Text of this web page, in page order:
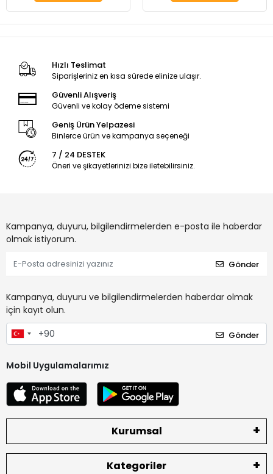
Hızlı Teslimat
Siparişleriniz en kısa sürede elinize ulaşır.
Güvenli Alışveriş
Güvenli ve kolay ödeme sistemi
Geniş Ürün Yelpazesi
Binlerce ürün ve kampanya seçeneği
7 / 24 DESTEK
Öneri ve şikayetlerinizi bize iletebilirsiniz.
Kampanya, duyuru, bilgilendirmelerden e-posta ile haberdar
olmak istiyorum.
Gönder
Kampanya, duyuru ve bilgilendirmelerden haberdar olmak
için kayıt olun.
Gönder
Mobil Uygulamalarımız
Kurumsal
Kategoriler